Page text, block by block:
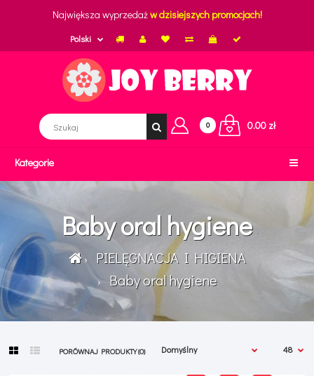
Największa wyprzedażw dzisiejszych promocjach!
Polski
0 0.00 zł
Kategorie
Baby oral hygiene
PIELĘGNACJA I HIGIENA
Baby oral hygiene
PORÓWNAJ PRODUKTY (0)